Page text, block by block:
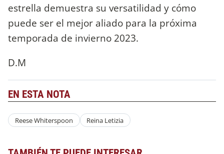
estrella demuestra su versatilidad y cómo
puede ser el mejor aliado para la próxima
temporada de invierno 2023.
D.M
EN ESTA NOTA
Reese Whiterspoon Reina Letizia